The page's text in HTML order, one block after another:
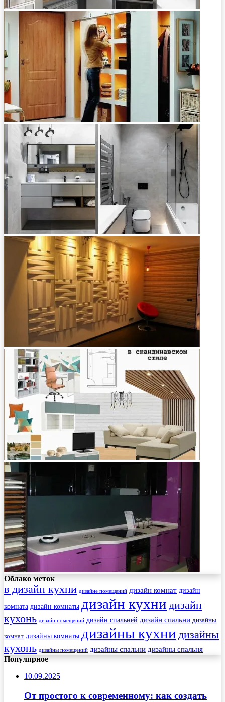
Облако меток
в дизайн кухни дизайне помещений дизайн комнат дизайн
комната дизайн комнаты дизайн кухни дизайн
кухонь дизайн помещений дизайн спальней дизайн спальни дизайны
комнат дизайны комнаты дизайны кухни дизайны
кухонь дизайны помещений дизайны спальни дизайны спальня
Популярное
10.09.2025
От простого к современному: как создать